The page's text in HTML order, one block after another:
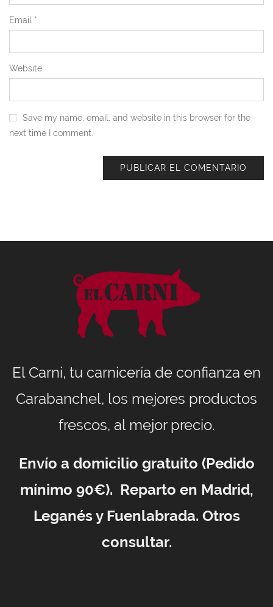
Email *
Website
Save my name, email, and website in this browser for the
next time I comment.
El Carni, tu carnicería de confianza en
Carabanchel, los mejores productos
frescos, al mejor precio.
Envío a domicilio gratuito (Pedido
mínimo 90€). Reparto en Madrid,
Leganés y Fuenlabrada. Otros
consultar.